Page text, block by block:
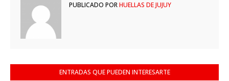
PUBLICADO PORHUELLAS DE JUJUY
ENTRADAS QUE PUEDEN INTERESARTE